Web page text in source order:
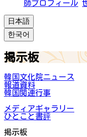
師プロフィール
日本語
한국어
掲示板
韓国文化院ニュース
報道資料
韓国関連行事
メディアギャラリー
ひとこと書評
掲示板